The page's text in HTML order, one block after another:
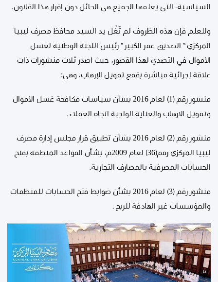
السياسية- التي يعلمها الجميع هي الحائل دون إقرار هذا القانون.
وللعلم فإن هذه الظروف لم تُغِّل يد السيد محافظ مصرف ليبيا
المركزي ” الصديق عمر الكبير ” رئيس اللجنة الوطنية لغسل
الأموال في التصدي لهذا القصور، حيث اصدر ثلاث منشورات ذات
علاقة إجرائية مباشرة بقمع تمويل الإرهاب، وهي:
منشور رقم (1) لعام 2016 بشأن سياسات مكافحة غسل الأموال
وتمويل الارهاب والعناية الواجبة اتجاه العملاء.
منشور رقم (2) لعام 2016 بشأن تطبيق قرار مجلس إدارة مصرف
ليبيا المركزي رقم(36) لعام 2009م، بشأن القواعد المنظمة بفتح
الحسابات المصرفية بالمصارف التجارية.
منشور رقم (3) لعام 2016 بشأن ضوابط فتح الحسابات للمنظمات
والمؤسسات غير الهادفة للربح .